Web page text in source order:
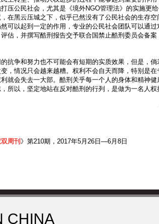
压公民社会，尤其是《境外NGO管理法》的实施更
在黑云压城之下，似乎已然没有了公民社会的生存
可以起到一定的作用，专业的公民社会团队可以通
估，并撰写酷刑报告交予联合国禁止酷刑委员会备
抗争和努力也不可能会有短期的实质效果，但是，
，情况只会越来越糟。权利不会自天而降，特别是
就会失去一大部。酷刑关乎每一个人的身体和精神
所以，坚定地站在反对酷刑的行列，是做为一名人权
周刊 》第210期，2017年5月26日—6月8日
CHINA